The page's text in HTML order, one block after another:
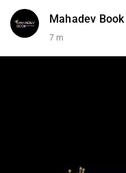
Mahadev Book
7 m